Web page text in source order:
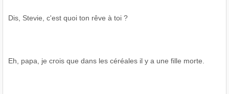
Dis, Stevie, c'est quoi ton rêve à toi ?
Eh, papa, je crois que dans les céréales il y a une fille morte.